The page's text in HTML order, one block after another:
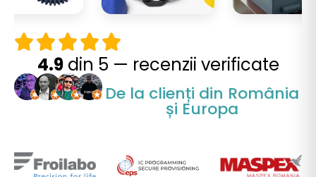
4.9din 5 — recenzii verificate
De la clienți din România
și Europa